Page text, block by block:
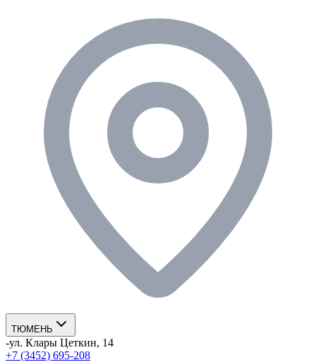
ТЮМЕНЬ
-ул. Клары Цеткин, 14
+7 (3452) 695-208